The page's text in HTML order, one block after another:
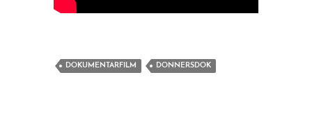
DOKUMENTARFILM DONNERSDOK